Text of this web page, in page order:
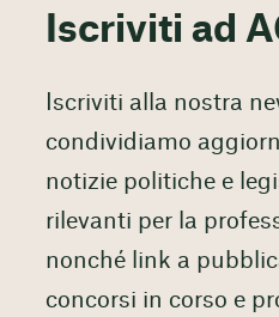
Iscriviti ad
Iscriviti alla nostra
condividiamo
notizie politiche e
rilevanti per la
nonché link a
concorsi in corso e